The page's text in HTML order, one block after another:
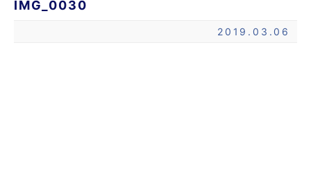
IMG_0030
2019.03.06